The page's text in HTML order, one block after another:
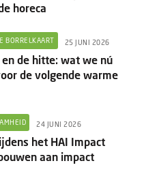
horeca
BORRELKAART 25 JUNI 2026
de hitte: wat we nú
de volgende warme
24 JUNI 2026
het HAI Impact
aan impact